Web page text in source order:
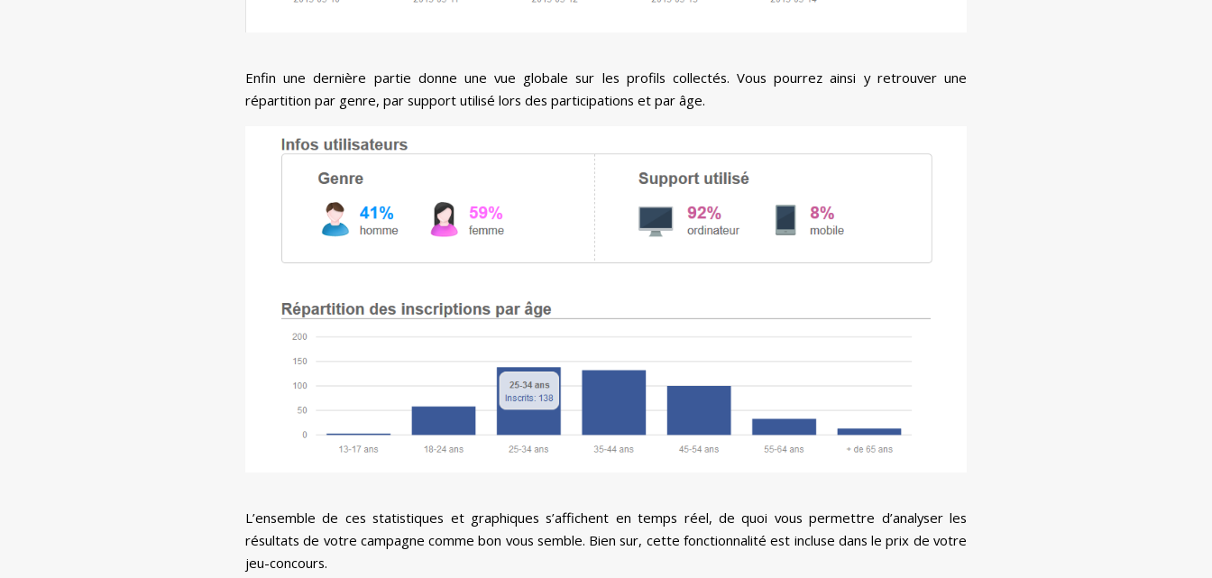
Enfin une dernière partie donne une vue globale sur les profils collectés. Vous pourrez ainsi y retrouver une
répartition par genre, par support utilisé lors des participations et par âge.
L’ensemble de ces statistiques et graphiques s’affichent en temps réel, de quoi vous permettre d’analyser les
résultats de votre campagne comme bon vous semble. Bien sur, cette fonctionnalité est incluse dans le prix de votre
jeu-concours.